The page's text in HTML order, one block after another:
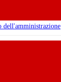
dell'amministrazione